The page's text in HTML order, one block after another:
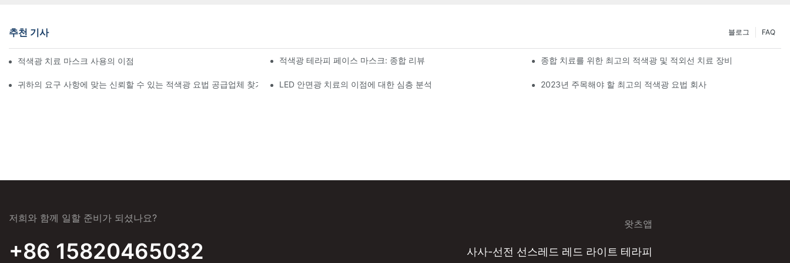
추천 기사 FAQ
블로그
적색광 치료 마스크 사용의 이점을 알아보세요 적색광 테라피 페이스 마스크: 종합 리뷰 종합 치료를 위한 최고의 적색광 및 적외선 치료 장비
귀하의 요구 사항에 맞는 신뢰할 수 있는 적색광 요법 공급업체 찾기 LED 안면광 치료의 이점에 대한 심층 분석 2023년 주목해야 할 최고의 적색광 요법 회사
저희와 함께 일할 준비가 되셨나요?
+86 15820465032
왓츠앱
사사-선전 선스레드 레드 라이트 테라피